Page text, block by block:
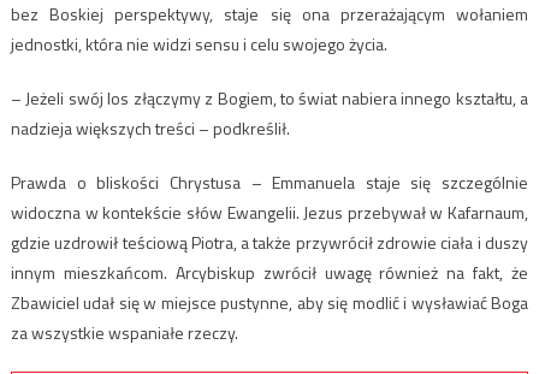
bez Boskiej perspektywy, staje się ona przerażającym wołaniem
jednostki, która nie widzi sensu i celu swojego życia.
– Jeżeli swój los złączymy z Bogiem, to świat nabiera innego kształtu, a
nadzieja większych treści – podkreślił.
Prawda o bliskości Chrystusa – Emmanuela staje się szczególnie
widoczna w kontekście słów Ewangelii. Jezus przebywał w Kafarnaum,
gdzie uzdrowił teściową Piotra, a także przywrócił zdrowie ciała i duszy
innym mieszkańcom. Arcybiskup zwrócił uwagę również na fakt, że
Zbawiciel udał się w miejsce pustynne, aby się modlić i wysławiać Boga
za wszystkie wspaniałe rzeczy.